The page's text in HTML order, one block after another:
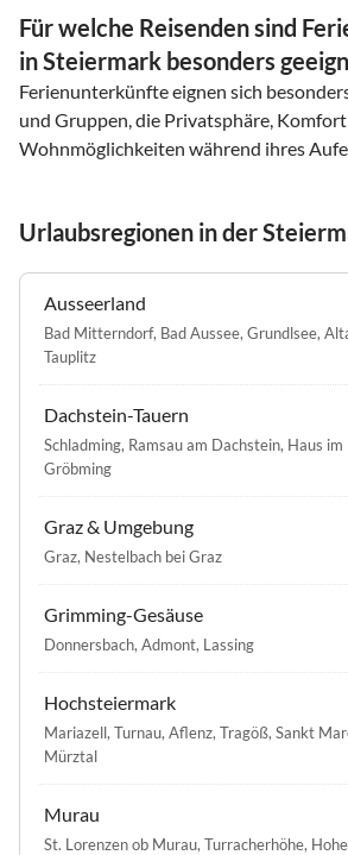
Für welche Reisenden sind
in Steiermark besonders
Ferienunterkünfte eignen sich
und Gruppen, die Privatsphäre,
Wohnmöglichkeiten während ihres
Urlaubsregionen in der
Ausseerland
Bad Mitterndorf, Bad Aussee, Grundlsee,
Tauplitz
Dachstein-Tauern
Schladming, Ramsau am Dachstein, Haus im
Gröbming
Graz & Umgebung
Graz, Nestelbach bei Graz
Grimming-Gesäuse
Donnersbach, Admont, Lassing
Hochsteiermark
Mariazell, Turnau, Aflenz, Tragöß, Sankt
Mürztal
Murau
St. Lorenzen ob Murau, Turracherhöhe,